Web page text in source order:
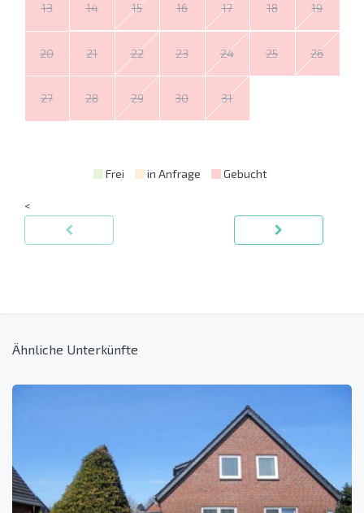
13 14 15 16 17 18 19
20 21 22 23 24 25 26
27 28 29 30 31
Frei in Anfrage Gebucht
<
Ähnliche Unterkünfte